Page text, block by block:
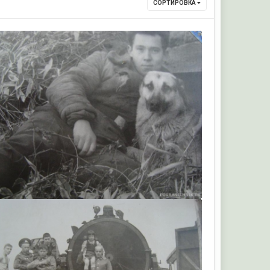
СОРТИРОВКА
Sergey63